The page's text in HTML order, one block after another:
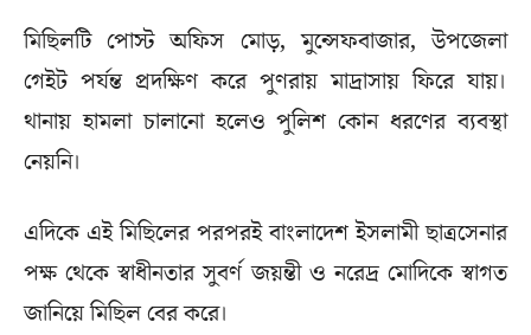
মিছিলটি পোস্ট অফিস মোড়, মুন্সেফবাজার, উপজেলা
গেইট পর্যন্ত প্রদক্ষিণ করে পুণরায় মাদ্রাসায় ফিরে যায়।
থানায় হামলা চালানো হলেও পুলিশ কোন ধরণের ব্যবস্থা
নেয়নি।
এদিকে এই মিছিলের পরপরই বাংলাদেশ ইসলামী ছাত্রসেনার
পক্ষ থেকে স্বাধীনতার সুবর্ণ জয়ন্তী ও নরেদ্র মোদিকে স্বাগত
জানিয়ে মিছিল বের করে।